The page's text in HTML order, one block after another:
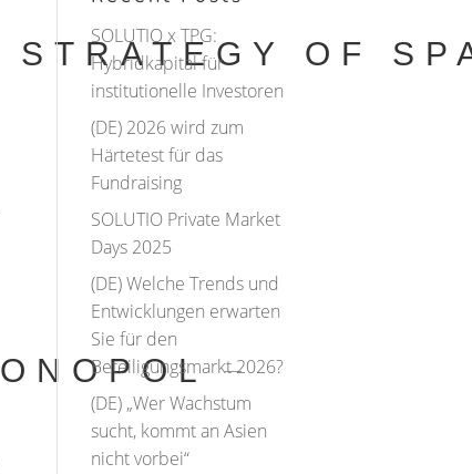
OF
SOLUTIO x TPG:
Hybridkapital für
institutionelle Investoren
(DE) 2026 wird zum
Härtetest für das
Fundraising
SOLUTIO Private Market
Days 2025
(DE) Welche Trends und
Entwicklungen erwarten
Sie für den
Beteiligungsmarkt 2026?
(DE) „Wer Wachstum
sucht, kommt an Asien
nicht vorbei“